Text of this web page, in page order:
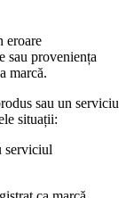
eroare
sau proveniența
marcă.
sau un serviciu
situații:
serviciul